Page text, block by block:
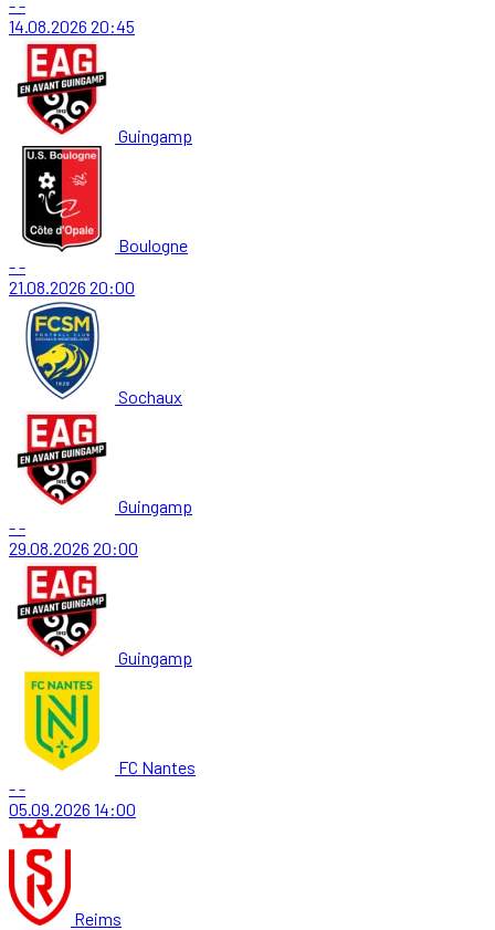
--
14.08.2026 20:45
Guingamp
Boulogne
--
21.08.2026 20:00
Sochaux
Guingamp
--
29.08.2026 20:00
Guingamp
FC Nantes
--
05.09.2026 14:00
Reims